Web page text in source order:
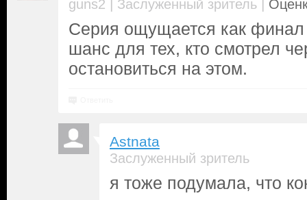
guns2 | Заслуженный зритель |
Серия ощущается как
шанс для тех, кто смотрел
остановиться на этом.
Astnata
Заслуженный зритель
я тоже подумала, что